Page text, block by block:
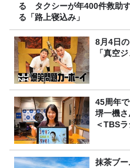
る タクシーが年400件救助
る「路上寝込み」
8月4日
「真空
45周年
堺一機
＜TBS
抹茶ブ